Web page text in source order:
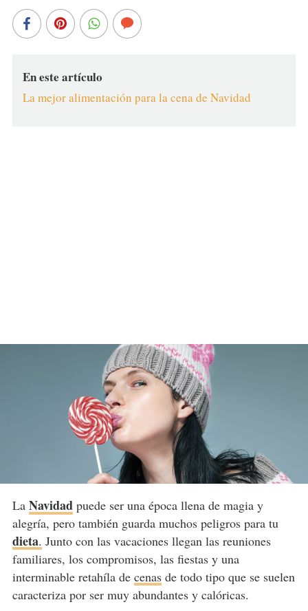
En este artículo
La mejor alimentación para la cena de Navidad
La Navidad puede ser una época llena de magia y
alegría, pero también guarda muchos peligros para tu
dieta. Junto con las vacaciones llegan las reuniones
familiares, los compromisos, las fiestas y una
interminable retahíla de cenasde todo tipo que se suelen
caracteriza por ser muy abundantes y calóricas.